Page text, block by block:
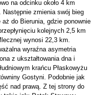
na odcinku około 4 km
Następnie zmienia swój bieg
do Bierunia, gdzie ponownie
kolejnych 2,5 km
wynosi 22,3 km.
wyraźna asymetria
z ukształtowania dna i
krańcu Płaskowyżu
Gostyni. Podobnie jak
nad prawą. Z tej strony do